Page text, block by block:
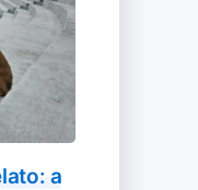
a